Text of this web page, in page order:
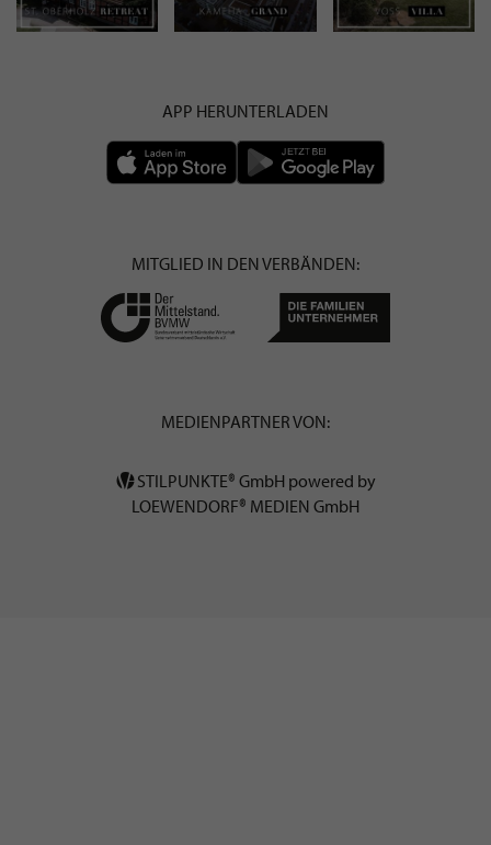
APP HERUNTERLADEN
MITGLIED IN DEN VERBÄNDEN:
MEDIENPARTNER VON:
STILPUNKTE® GmbH powered by
LOEWENDORF® MEDIEN GmbH